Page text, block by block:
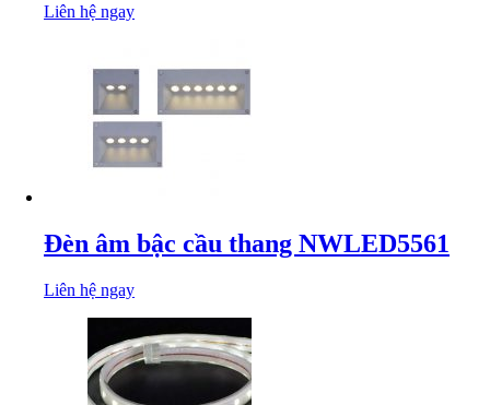
Liên hệ ngay
Đèn âm bậc cầu thang NWLED5561
Liên hệ ngay